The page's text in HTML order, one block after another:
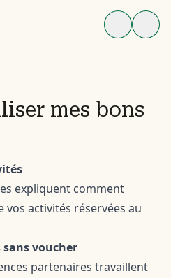
mes bons
expliquent comment
activités réservées au
voucher
partenaires travaillent